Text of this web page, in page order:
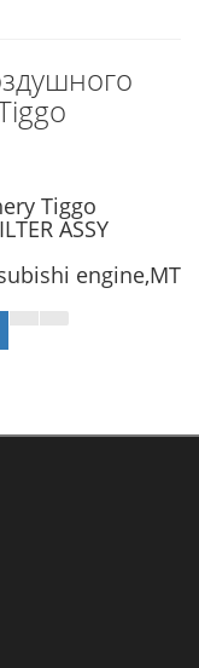
Tiggo
ASSY
engine,MT